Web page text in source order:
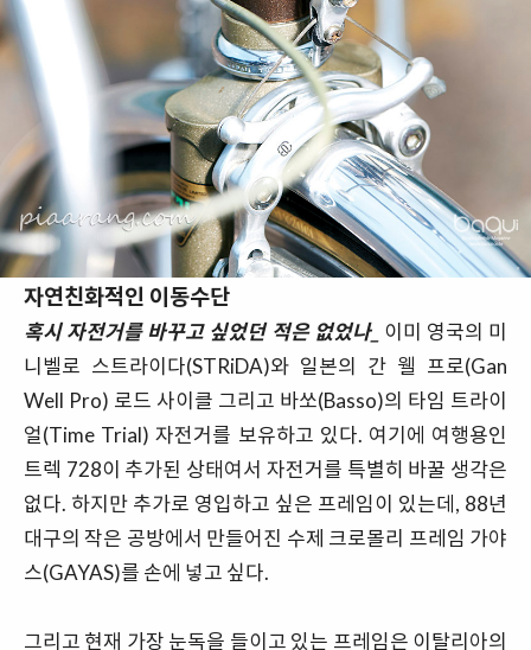
자연친화적인 이동수단
혹시 자전거를 바꾸고 싶었던 적은 없었나_ 이미 영국의 미
니벨로 스트라이다(STRiDA)와 일본의 간 웰 프로(Gan
Well Pro) 로드 사이클 그리고 바쏘(Basso)의 타임 트라이
얼(Time Trial) 자전거를 보유하고 있다. 여기에 여행용인
트렉 728이 추가된 상태여서 자전거를 특별히 바꿀 생각은
없다. 하지만 추가로 영입하고 싶은 프레임이 있는데, 88년
대구의 작은 공방에서 만들어진 수제 크로몰리 프레임 가야
스(GAYAS)를 손에 넣고 싶다.
그리고 현재 가장 눈독을 들이고 있는 프레임은 이탈리아의